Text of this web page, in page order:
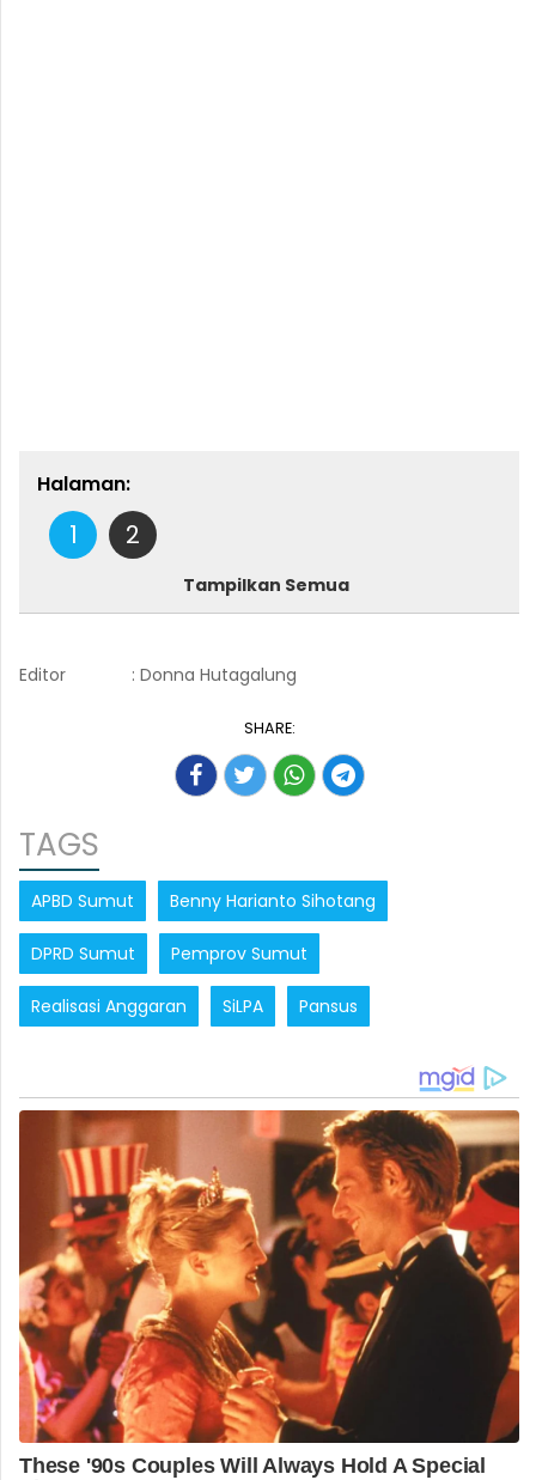
Halaman:
1 2
Tampilkan Semua
Editor : Donna Hutagalung
SHARE:
TAGS
APBD Sumut Benny Harianto Sihotang
DPRD Sumut Pemprov Sumut
Realisasi Anggaran SiLPA Pansus